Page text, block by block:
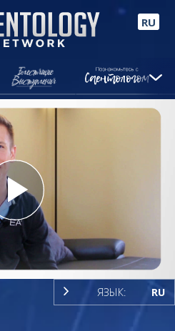
RU
Play
Video
ЯЗЫК: RU